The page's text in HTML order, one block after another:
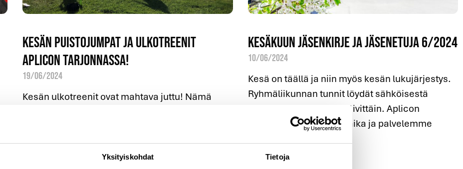
Yksityiskohdat Tietoja
Kesän puistojumpat ja ulkotreenit
Aplicon tarjonnassa!
19/06/2024
Kesän ulkotreenit ovat mahtava juttu! Nämä
vaihtelevasta ohjatusta liikunnasta. Aurlahden
Kesäkuun jäsenkirje ja jäsenetuja 6/2024
10/06/2024
Kesä on täällä ja niin myös kesän lukujärjestys.
Ryhmäliikunnan tunnit löydät sähköisestä
varausjärjestelmästä päivittäin. Aplicon
vastaanotossa on kesäaika ja palvelemme
Lue lisää »